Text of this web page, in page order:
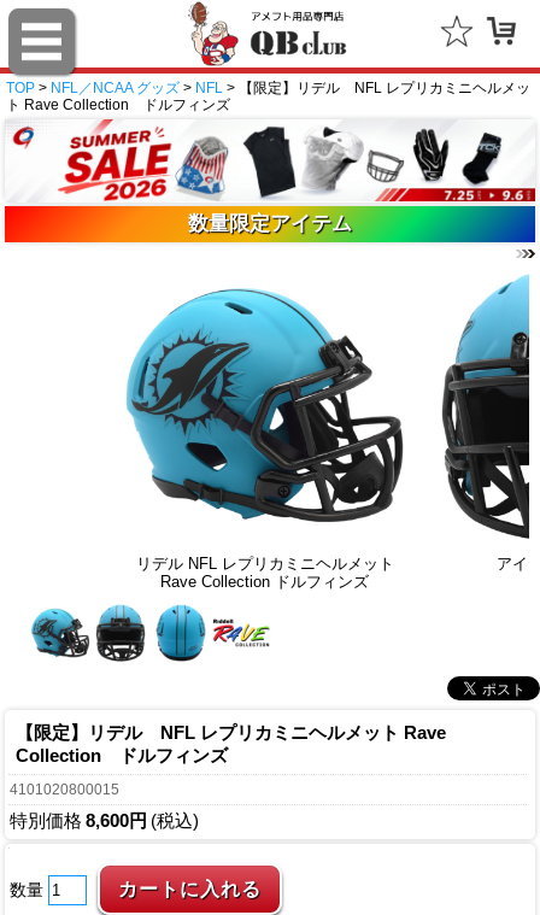
TOP > NFL／NCAA グッズ > NFL > 【限定】リデル NFL レプリカミニヘルメッ
ト Rave Collection ドルフィンズ
数量限定アイテム
リデル NFL レプリカミニヘルメット
Rave Collection ドルフィンズ
アイ
【限定】リデル NFL レプリカミニヘルメット Rave
Collection ドルフィンズ
4101020800015
特別価格 8,600円 (税込)
数量